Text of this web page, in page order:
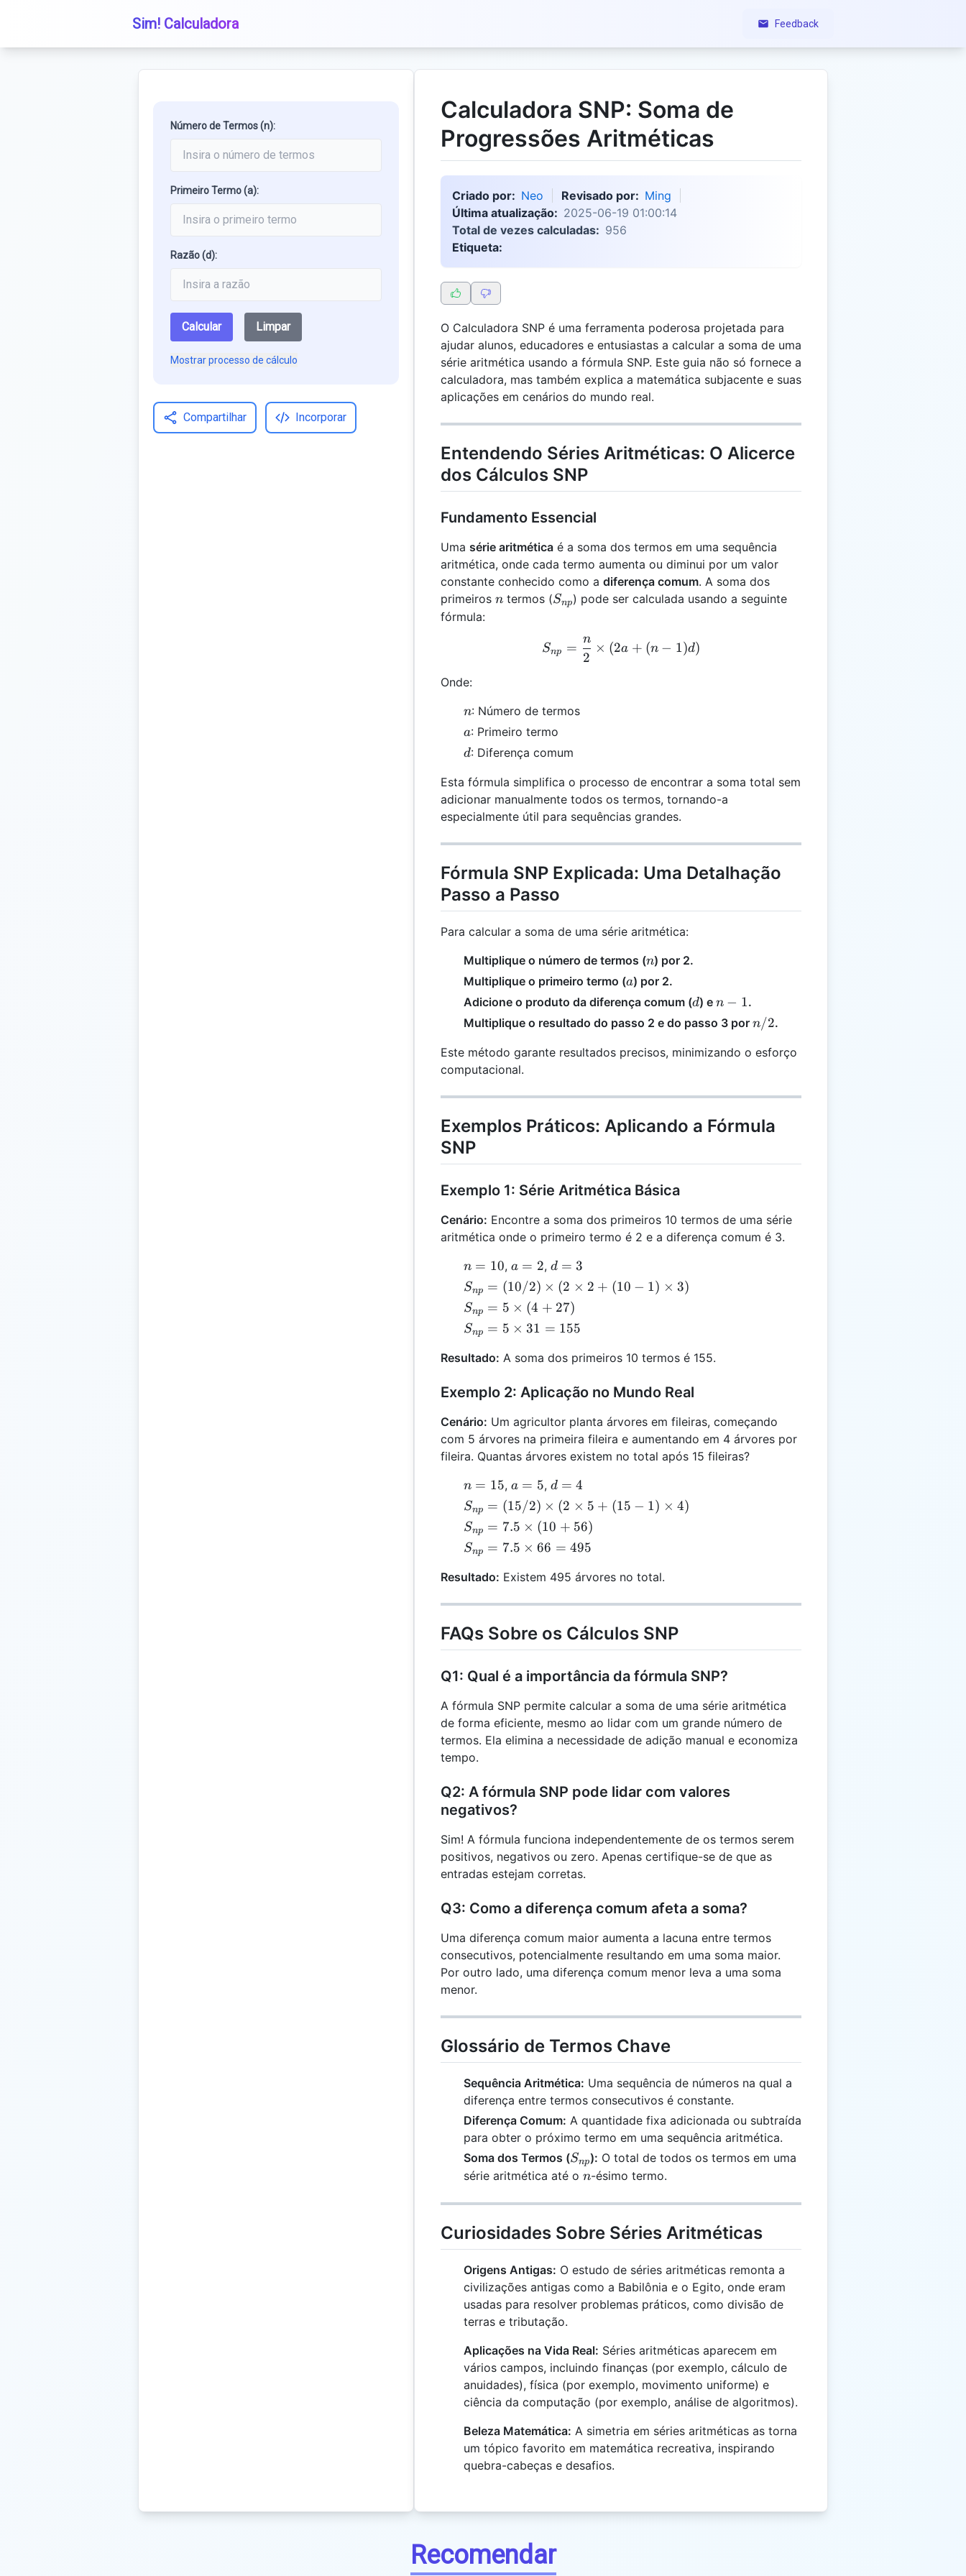
Sim! Calculadora Feedback
Número de Termos (n):
Primeiro Termo (a):
Razão (d):
Calcular Limpar
Mostrar processo de cálculo
Compartilhar Incorporar
Calculadora SNP: Soma de
Progressões Aritméticas
Criado por: Neo Revisado por: Ming
Última atualização: 2025-06-19 01:00:14
Total de vezes calculadas: 956
Etiqueta:
O Calculadora SNP é uma ferramenta poderosa projetada para
ajudar alunos, educadores e entusiastas a calcular a soma de uma
série aritmética usando a fórmula SNP. Este guia não só fornece a
calculadora, mas também explica a matemática subjacente e suas
aplicações em cenários do mundo real.
Entendendo Séries Aritméticas: O Alicerce
dos Cálculos SNP
Fundamento Essencial
Uma série aritmética é a soma dos termos em uma sequência
aritmética, onde cada termo aumenta ou diminui por um valor
constante conhecido como a diferença comum. A soma dos
primeiros n
n termos (S_{np}
Snp) pode ser calculada usando a seguinte
fórmula:
S_{np} = \frac{n}{2} \times (2a + (n - 1)d)
Snp =
2
n
× (2a + (n − 1)d)
Onde:
n
n: Número de termos
a
a: Primeiro termo
d
d: Diferença comum
Esta fórmula simplifica o processo de encontrar a soma total sem
adicionar manualmente todos os termos, tornando-a
especialmente útil para sequências grandes.
Fórmula SNP Explicada: Uma Detalhação
Passo a Passo
Para calcular a soma de uma série aritmética:
Multiplique o número de termos (n
n) por 2.
Multiplique o primeiro termo (a
a) por 2.
Adicione o produto da diferença comum (d
d) e n
-
n − 1.
Multiplique o resultado do passo 2 e do passo 3 por n
2
n/2.
Este método garante resultados precisos, minimizando o esforço
computacional.
Exemplos Práticos: Aplicando a Fórmula
SNP
Exemplo 1: Série Aritmética Básica
Cenário: Encontre a soma dos primeiros 10 termos de uma série
aritmética onde o primeiro termo é 2 e a diferença comum é 3.
n
=
10
n = 10, a
=
a = 2, d
=
d = 3
S_{np}
= (10 /
2)
\times
(2
2 + (10
- 1)
\times
3)
Snp = (10/2) × (2 × 2 + (10 − 1) × 3)
S_{np}
= 5
\times
(4 +
Snp = 5 × (4 + 27)
S_{np}
\times
155
Snp = 5 × 31 = 155
Resultado: A soma dos primeiros 10 termos é 155.
Exemplo 2: Aplicação no Mundo Real
Cenário: Um agricultor planta árvores em fileiras, começando
com 5 árvores na primeira fileira e aumentando em 4 árvores por
fileira. Quantas árvores existem no total após 15 fileiras?
n
=
15
n = 15, a
=
a = 5, d
=
d = 4
S_{np}
= (15 /
2)
\times
(2
5 + (15
\times
4)
Snp = (15/2) × (2 × 5 + (15 − 1) × 4)
S_{np}
= 7.5
\times
(10 +
Snp = 7.5 × (10 + 56)
S_{np}
\times
Snp = 7.5 × 66 = 495
Resultado: Existem 495 árvores no total.
FAQs Sobre os Cálculos SNP
Q1: Qual é a importância da fórmula SNP?
A fórmula SNP permite calcular a soma de uma série aritmética
de forma eficiente, mesmo ao lidar com um grande número de
termos. Ela elimina a necessidade de adição manual e economiza
tempo.
Q2: A fórmula SNP pode lidar com valores
negativos?
Sim! A fórmula funciona independentemente de os termos serem
positivos, negativos ou zero. Apenas certifique-se de que as
entradas estejam corretas.
Q3: Como a diferença comum afeta a soma?
Uma diferença comum maior aumenta a lacuna entre termos
consecutivos, potencialmente resultando em uma soma maior.
Por outro lado, uma diferença comum menor leva a uma soma
menor.
Glossário de Termos Chave
Sequência Aritmética: Uma sequência de números na qual a
diferença entre termos consecutivos é constante.
Diferença Comum: A quantidade fixa adicionada ou subtraída
para obter o próximo termo em uma sequência aritmética.
Soma dos Termos (S_{np}
Snp): O total de todos os termos em uma
série aritmética até o n
n-ésimo termo.
Curiosidades Sobre Séries Aritméticas
Origens Antigas: O estudo de séries aritméticas remonta a
civilizações antigas como a Babilônia e o Egito, onde eram
usadas para resolver problemas práticos, como divisão de
terras e tributação.
Aplicações na Vida Real: Séries aritméticas aparecem em
vários campos, incluindo finanças (por exemplo, cálculo de
anuidades), física (por exemplo, movimento uniforme) e
ciência da computação (por exemplo, análise de algoritmos).
Beleza Matemática: A simetria em séries aritméticas as torna
um tópico favorito em matemática recreativa, inspirando
quebra-cabeças e desafios.
Recomendar